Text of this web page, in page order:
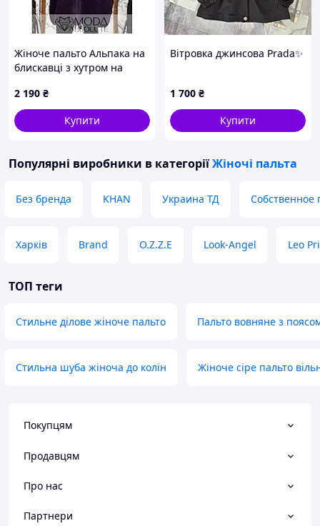
Жіноче пальто Альпака на
блискавці з хутром на
великих розмірів
супербатал 70-76 |
Кашемір під норку
2 190 ₴
Купити
Вітровка джинсова Prada✨
1 700 ₴
Купити
Популярні виробники в категоріїЖіночі пальта
Без бренда KHAN Украина ТД Собственное
Харків Brand O.Z.Z.E Look-Angel Leo
ТОП теги
Стильне ділове жіноче пальто Пальто вовняне з
Стильна шуба жіноча до колін Жіноче сіре пальто
Покупцям
Продавцям
Про нас
Партнери